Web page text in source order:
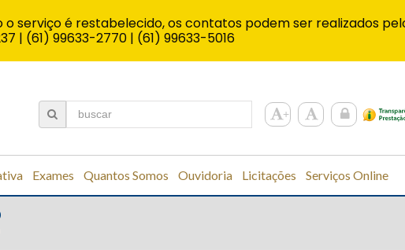
Exames Quantos Somos Ouvidoria Licitações Serviços Online
é restabelecido, os contatos podem ser realizados
| (61) 99633-2770 | (61) 99633-5016